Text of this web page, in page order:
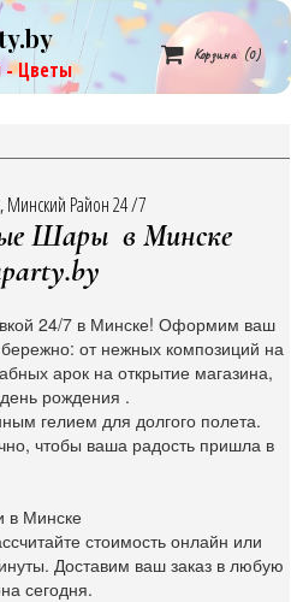
- Цветы
 Корзина (0)
Минский Район 24 /7
Шары в Минске
24/7 в Минске! Оформим ваш
от нежных композиций на
арок на открытие магазина,
рождения .
гелием для долгого полета.
чтобы ваша радость пришла в
в Минске
стоимость онлайн или
Доставим ваш заказ в любую
сегодня.